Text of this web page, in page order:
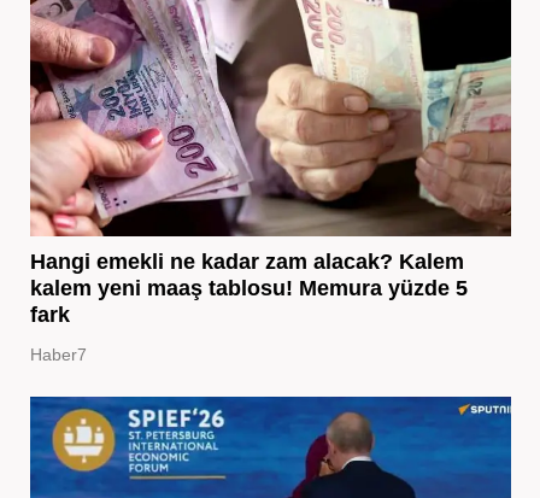
Hangi emekli ne kadar zam alacak? Kalem
kalem yeni maaş tablosu! Memura yüzde 5
fark
Haber7